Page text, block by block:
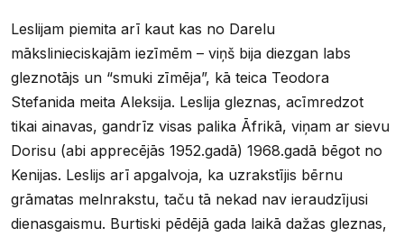
Leslijam piemita arī kaut kas no Darelu
mākslinieciskajām iezīmēm – viņš bija diezgan labs
gleznotājs un “smuki zīmēja”, kā teica Teodora
Stefanida meita Aleksija. Leslija gleznas, acīmredzot
tikai ainavas, gandrīz visas palika Āfrikā, viņam ar sievu
Dorisu (abi apprecējās 1952.gadā) 1968.gadā bēgot no
Kenijas. Leslijs arī apgalvoja, ka uzrakstījis bērnu
grāmatas melnrakstu, taču tā nekad nav ieraudzījusi
dienasgaismu. Burtiski pēdējā gada laikā dažas gleznas,